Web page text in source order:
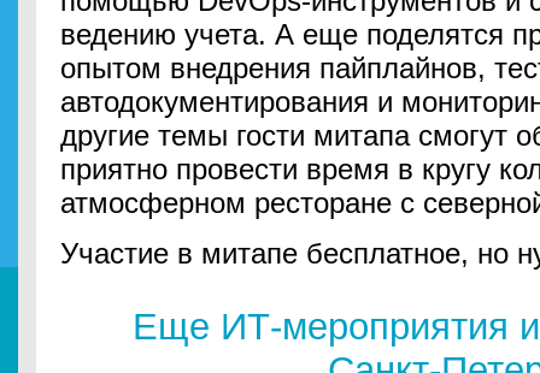
ведению учета. А еще поделятся
опытом внедрения пайплайнов,
автодокументирования и
другие темы гости митапа смогут
приятно провести время в кругу
атмосферном ресторане с
Участие в митапе бесплатное, но
Еще ИТ-мероприятия